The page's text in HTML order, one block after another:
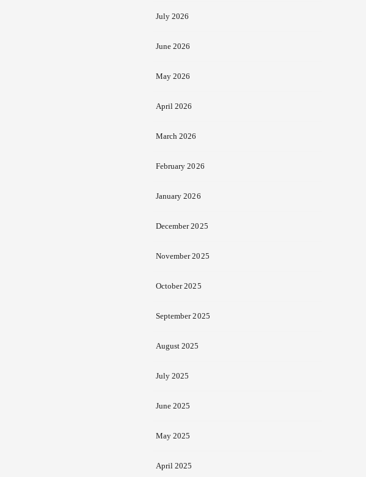
July 2026
June 2026
May 2026
April 2026
March 2026
February 2026
January 2026
December 2025
November 2025
October 2025
September 2025
August 2025
July 2025
June 2025
May 2025
April 2025